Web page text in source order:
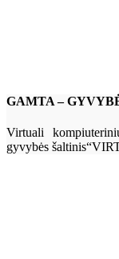
GAMTA –
Virtuali
gyvybės